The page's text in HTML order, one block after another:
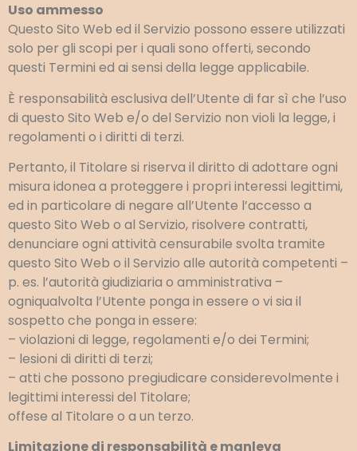
Uso ammesso
Questo Sito Web ed il Servizio possono essere utilizzati
solo per gli scopi per i quali sono offerti, secondo
questi Termini ed ai sensi della legge applicabile.
È responsabilità esclusiva dell’Utente di far sì che l’uso
di questo Sito Web e/o del Servizio non violi la legge, i
regolamenti o i diritti di terzi.
Pertanto, il Titolare si riserva il diritto di adottare ogni
misura idonea a proteggere i propri interessi legittimi,
ed in particolare di negare all’Utente l’accesso a
questo Sito Web o al Servizio, risolvere contratti,
denunciare ogni attività censurabile svolta tramite
questo Sito Web o il Servizio alle autorità competenti –
p. es. l’autorità giudiziaria o amministrativa –
ogniqualvolta l’Utente ponga in essere o vi sia il
sospetto che ponga in essere:
– violazioni di legge, regolamenti e/o dei Termini;
– lesioni di diritti di terzi;
– atti che possono pregiudicare considerevolmente i
legittimi interessi del Titolare;
offese al Titolare o a un terzo.
Limitazione di responsabilità e manleva